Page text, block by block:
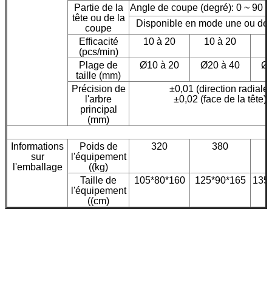
Partie de la
tête ou de la
coupe
Angle de coupe (degré): 0 ~ 90
Disponible en mode une ou
Efficacité
(pcs/min)
10 à 20 10 à 20
Plage de
taille (mm)
Ø10 à 20 Ø20 à 40
Précision de
l'arbre
principal
(mm)
±0,01 (direction radiale)
±0,02 (face de la tête)
Informations
sur
l'emballage
Poids de
l'équipement
((kg)
320 380
Taille de
l'équipement
((cm)
105*80*160 125*90*165